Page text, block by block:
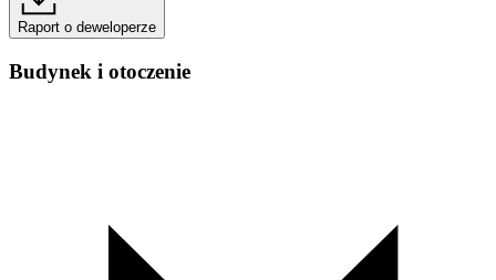
Raport o deweloperze
Budynek i otoczenie